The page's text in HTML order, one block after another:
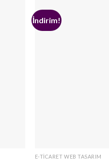
İndirim!
E-TICARET WEB TASARIM